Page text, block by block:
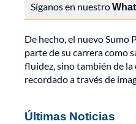
Síganos en nuestro
De hecho, el nuevo Sumo
parte de su carrera como
fluidez, sino también de la
recordado a través de
Últimas Noticias